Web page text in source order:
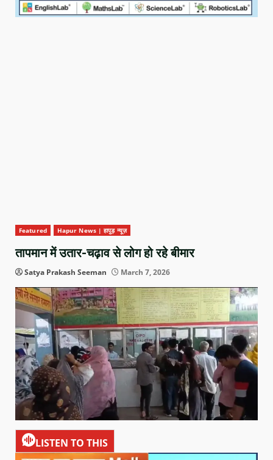
Featured Hapur News | हापुड़ न्यूज़
तापमान में उतार-चढ़ाव से लोग हो रहे बीमार
Satya Prakash Seeman March 7, 2026
LISTEN TO THIS